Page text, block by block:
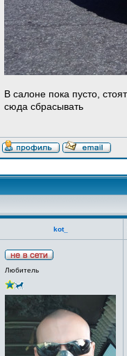
В салоне пока пусто,
сюда сбрасывать
kot_
Любитель